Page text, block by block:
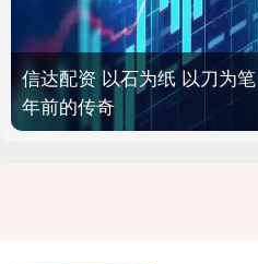
信达配资 以石为纸 以刀为
年前的传奇